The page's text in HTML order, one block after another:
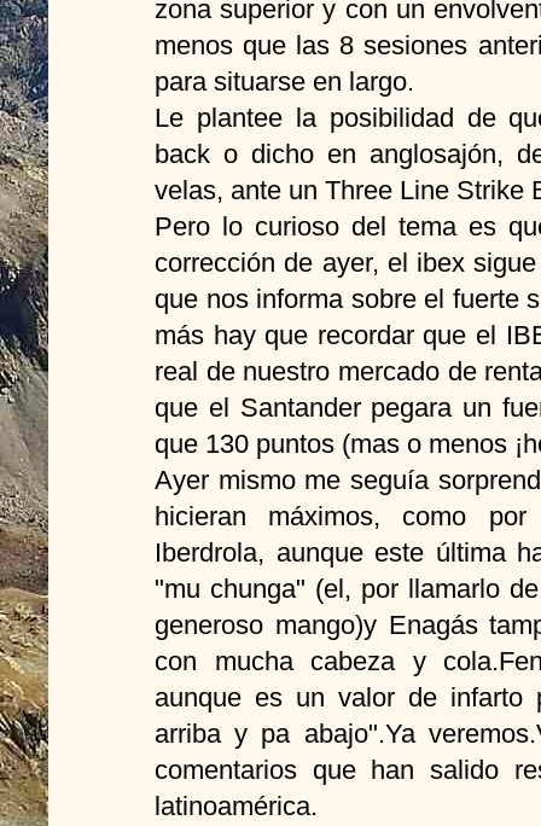
zona superior y con un
menos que las 8 sesiones
para situarse en largo.
Le plantee la posibilidad de
back o dicho en anglosajón,
velas, ante un Three Line Strike
Pero lo curioso del tema es
corrección de ayer, el ibex
que nos informa sobre el fuerte
más hay que recordar que el
real de nuestro mercado de
que el Santander pegara un
que 130 puntos (mas o menos
Ayer mismo me seguía
hicieran máximos, como
Iberdrola, aunque este última
"mu chunga" (el, por llamarlo
generoso mango)y Enagás
con mucha cabeza y
aunque es un valor de
arriba y pa abajo".Ya
comentarios que han salido
latinoamérica.